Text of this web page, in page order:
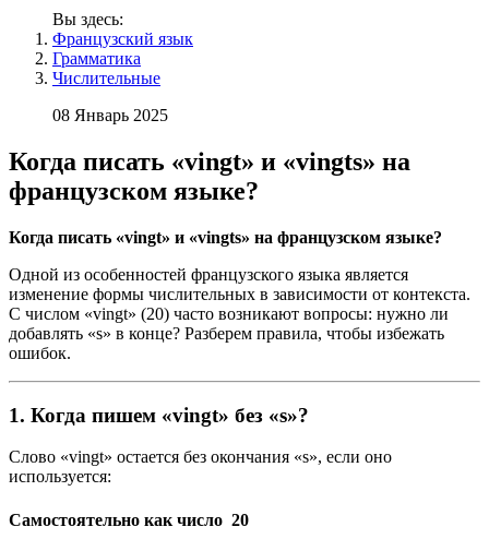
Вы здесь:
Французский язык
Грамматика
Числительные
08 Январь 2025
Когда писать «vingt» и «vingts» на
французском языке?
Когда писать «vingt» и «vingts» на французском языке?
Одной из особенностей французского языка является
изменение формы числительных в зависимости от контекста.
С числом «vingt» (20) часто возникают вопросы: нужно ли
добавлять «s» в конце? Разберем правила, чтобы избежать
ошибок.
1. Когда пишем «vingt» без «s»?
Слово «vingt» остается без окончания «s», если оно
используется:
Самостоятельно как число 20